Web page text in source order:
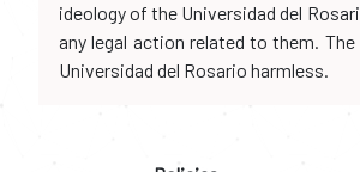
ideology of the Universidad del
any legal action related to them.
Universidad del Rosario harmless.